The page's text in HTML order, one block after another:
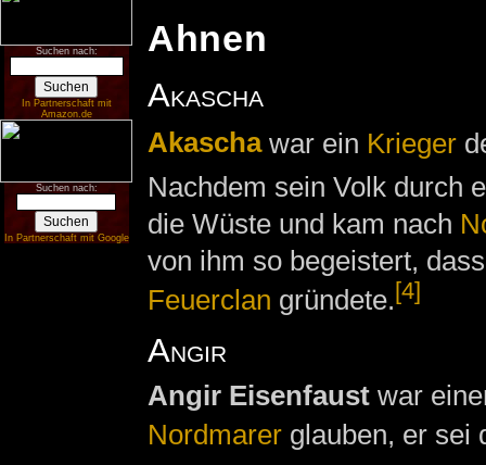
Suchen nach:
In Partnerschaft mit
Amazon.de
Suchen nach:
In Partnerschaft mit Google
Ahnen
Akascha
Akaschawar ein Krieger
Nachdem sein Volk durch
die Wüste und kam nach
von ihm so begeistert,
Feuerclan gründete.[4]
Angir
Angir Eisenfaustwar
Nordmarerglauben, er sei